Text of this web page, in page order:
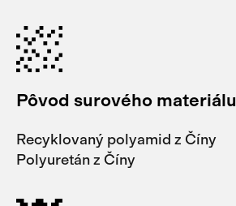
Pôvod surového materiálu
Recyklovaný polyamid z Číny
Polyuretán z Číny